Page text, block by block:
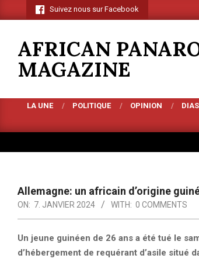
to
Suivez nous sur Facebook
AFRICAN
MAGAZINE
Menu
LA UNE POLITIQUE OPINION
Allemagne: un africain d’origine
ON: 7. JANVIER 2024 WITH: 0 COMMENTS
Un jeune guinéen de 26 ans a été tué le
d’hébergement de requérant d’asile situé